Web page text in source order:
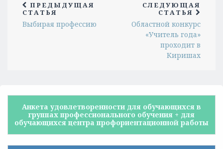
ПРЕДЫДУЩАЯ
СТАТЬЯ
Выбирая профессию
СЛЕДУЮЩАЯ
СТАТЬЯ
Областной конкурс
«Учитель года»
проходит в
Киришах
Анкета удовлетворенности для обучающихся в
группах профессионального обучения + для
обучающихся центра профориентационной работы